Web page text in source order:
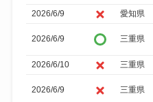
2026/6/9
愛知県
2026/6/9 三重県
2026/6/10
三重県
2026/6/9 三重県